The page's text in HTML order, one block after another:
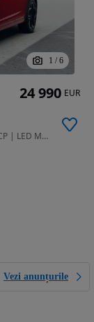
1 / 6
1498 cm3 • 150 CP • Taigo Sport 1.5 TSI DSG | 150 CP | LED Matrix | Trapă Panoramică
Vezi anunțurile
24 990 EUR